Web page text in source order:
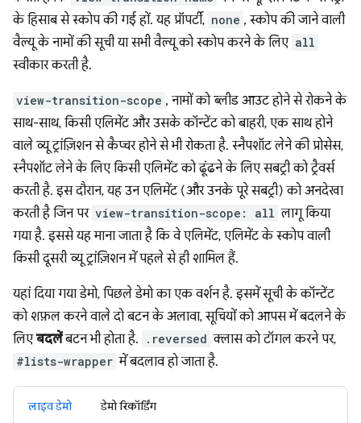
के हिसाब से स्कोप की गई हों. यह प्रॉपर्टी, none , स्कोप की जाने वाली
वैल्यू के नामों की सूची या सभी वैल्यू को स्कोप करने के लिए all
स्वीकार करती है.
view-transition-scope , नामों को ब्लीड आउट होने से रोकने के
साथ-साथ, किसी एलिमेंट और उसके कॉन्टेंट को बाहरी, एक साथ होने
वाले व्यू ट्रांज़िशन से कैप्चर होने से भी रोकता है. स्नैपशॉट लेने की प्रोसेस,
स्नैपशॉट लेने के लिए किसी एलिमेंट को ढूंढने के लिए सबट्री को ट्रैवर्स
करती है. इस दौरान, यह उन एलिमेंट (और उनके पूरे सबट्री) को अनदेखा
करती है जिन पर view-transition-scope: all लागू किया
गया है. इससे यह माना जाता है कि वे एलिमेंट, एलिमेंट के स्कोप वाली
किसी दूसरी व्यू ट्रांज़िशन में पहले से ही शामिल हैं.
यहां दिया गया डेमो, पिछले डेमो का एक वर्शन है. इसमें सूची के कॉन्टेंट
को शफ़ल करने वाले दो बटन के अलावा, सूचियों को आपस में बदलने के
लिएबदलेंबटन भी होता है. .reversed क्लास को टॉगल करने पर,
#lists-wrapper में बदलाव हो जाता है.
लाइव डेमो डेमो रिकॉर्डिंग